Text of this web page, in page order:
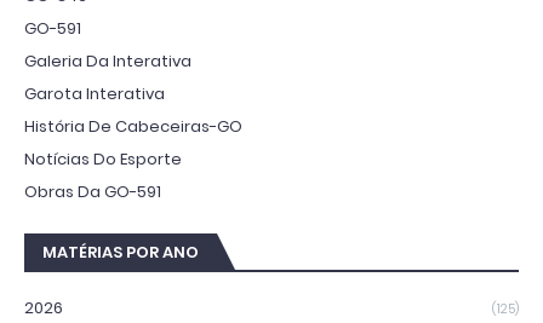
GO-591
Galeria Da Interativa
Garota Interativa
História De Cabeceiras-GO
Notícias Do Esporte
Obras Da GO-591
MATÉRIAS POR ANO
2026 (125)